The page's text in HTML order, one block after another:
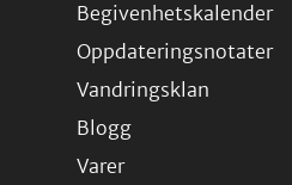
Begivenhetskalender
Oppdateringsnotater
Vandringsklan
Blogg
Varer